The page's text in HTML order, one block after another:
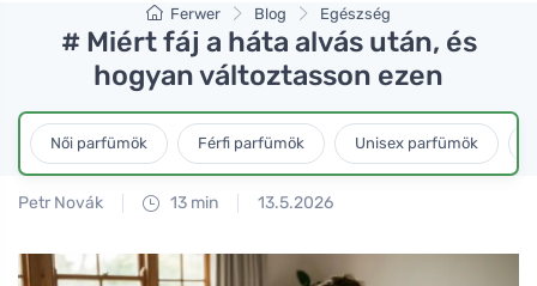
Ferwer Blog Egészség
# Miért fáj a háta alvás után, és
hogyan változtasson ezen
Női parfümök Férfi parfümök Unisex parfümök
Petr Novák 13 min 13.5.2026